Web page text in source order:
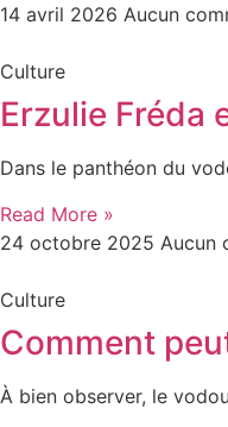
14 avril 2026 Aucun
Culture
Erzulie Fréda
Dans le panthéon du
Read More »
24 octobre 2025 Aucun
Culture
Comment
À bien observer, le